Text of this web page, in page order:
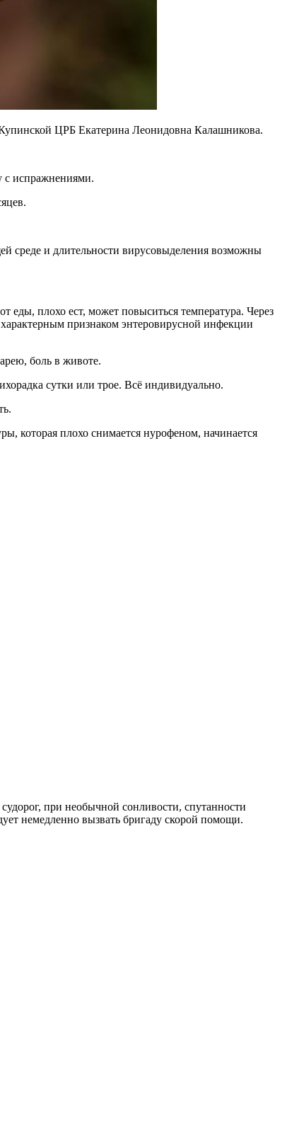
ЦРБ Екатерина Леонидовна Калашникова.
с испражнениями.
среде и длительности вирусовыделения возможны
еды, плохо ест, может повыситься температура. Через
признаком энтеровирусной инфекции
боль в животе.
сутки или трое. Всё индивидуально.
которая плохо снимается нурофеном, начинается
при необычной сонливости, спутанности
немедленно вызвать бригаду скорой помощи.